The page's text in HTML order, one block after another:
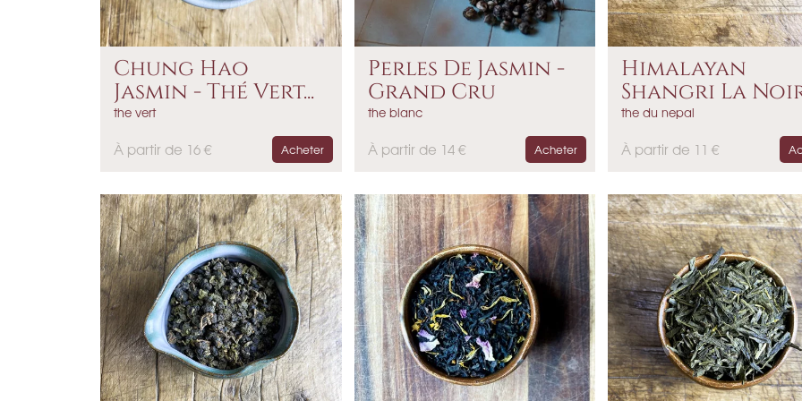
Chung Hao
Jasmin - Thé Vert...
the vert
P
x
À partir de 16 € Acheter
Perles De Jasmin -
Grand Cru
the blanc
P
x
À partir de 14 € Acheter
Himalayan
Shangri La
the du nepal
P
x
À partir de 11 €